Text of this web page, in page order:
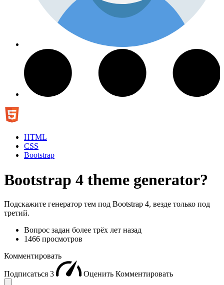
HTML
CSS
Bootstrap
Bootstrap 4 theme generator?
Подскажите генератор тем под Bootstrap 4, везде только под
третий.
Вопрос задан более трёх лет назад
1466 просмотров
Комментировать
Подписаться 3 Оценить Комментировать